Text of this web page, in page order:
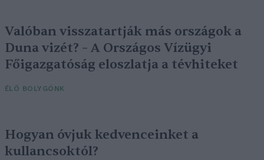
Valóban visszatartják más országok a
Duna vizét? – A Országos Vízügyi
Főigazgatóság eloszlatja a tévhiteket
ÉLŐ BOLYGÓNK
Hogyan óvjuk kedvenceinket a
kullancsoktól?